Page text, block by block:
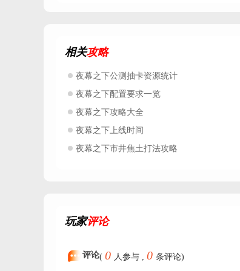
相关攻略
夜幕之下公测抽卡资源统计
夜幕之下配置要求一览
夜幕之下攻略大全
夜幕之下上线时间
夜幕之下市井焦土打法攻略
玩家评论
评论( 0 人参与 , 0 条评论)